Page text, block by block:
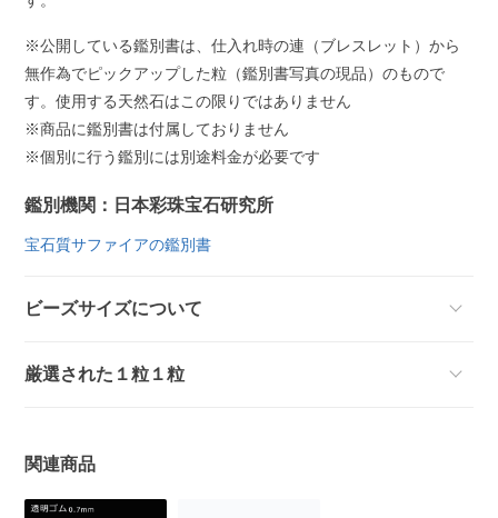
※公開している鑑別書は、仕入れ時の連（ブレスレット）から
無作為でピックアップした粒（鑑別書写真の現品）のもので
す。使用する天然石はこの限りではありません
※商品に鑑別書は付属しておりません
※個別に行う鑑別には別途料金が必要です
鑑別機関：日本彩珠宝石研究所
宝石質サファイアの鑑別書
ビーズサイズについて
厳選された１粒１粒
関連商品